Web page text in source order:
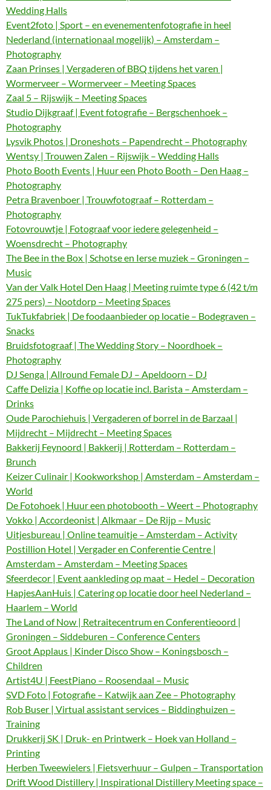
Wedding Halls
Event2foto | Sport – en evenementenfotografie in heel
Nederland (internationaal mogelijk) – Amsterdam –
Photography
Zaan Prinses | Vergaderen of BBQ tijdens het varen |
Wormerveer – Wormerveer – Meeting Spaces
Zaal 5 – Rijswijk – Meeting Spaces
Studio Dijkgraaf | Event fotografie – Bergschenhoek –
Photography
Lysvik Photos | Droneshots – Papendrecht – Photography
Wentsy | Trouwen Zalen – Rijswijk – Wedding Halls
Photo Booth Events | Huur een Photo Booth – Den Haag –
Photography
Petra Bravenboer | Trouwfotograaf – Rotterdam –
Photography
Fotovrouwtje | Fotograaf voor iedere gelegenheid –
Woensdrecht – Photography
The Bee in the Box | Schotse en Ierse muziek – Groningen –
Music
Van der Valk Hotel Den Haag | Meeting ruimte type 6 (42 t/m
275 pers) – Nootdorp – Meeting Spaces
TukTukfabriek | De foodaanbieder op locatie – Bodegraven –
Snacks
Bruidsfotograaf | The Wedding Story – Noordhoek –
Photography
DJ Senga | Allround Female DJ – Apeldoorn – DJ
Caffe Delizia | Koffie op locatie incl. Barista – Amsterdam –
Drinks
Oude Parochiehuis | Vergaderen of borrel in de Barzaal |
Mijdrecht – Mijdrecht – Meeting Spaces
Bakkerij Feynoord | Bakkerij | Rotterdam – Rotterdam –
Brunch
Keizer Culinair | Kookworkshop | Amsterdam – Amsterdam –
World
De Fotohoek | Huur een photobooth – Weert – Photography
Vokko | Accordeonist | Alkmaar – De Rijp – Music
Uitjesbureau | Online teamuitje – Amsterdam – Activity
Postillion Hotel | Vergader en Conferentie Centre |
Amsterdam – Amsterdam – Meeting Spaces
Sfeerdecor | Event aankleding op maat – Hedel – Decoration
HapjesAanHuis | Catering op locatie door heel Nederland –
Haarlem – World
The Land of Now | Retraitecentrum en Conferentieoord |
Groningen – Siddeburen – Conference Centers
Groot Applaus | Kinder Disco Show – Koningsbosch –
Children
Artist4U | FeestPiano – Roosendaal – Music
SVD Foto | Fotografie – Katwijk aan Zee – Photography
Rob Buser | Virtual assistant services – Biddinghuizen –
Training
Drukkerij SK | Druk- en Printwerk – Hoek van Holland –
Printing
Herben Tweewielers | Fietsverhuur – Gulpen – Transportation
Drift Wood Distillery | Inspirational Distillery Meeting space –